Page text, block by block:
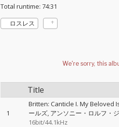
Total runtime: 74:31
ロスレス
Title
1
Britten: Canticle I. My Beloved
ールズ アンソニー・ロルフ・
16bit/44.1kHz